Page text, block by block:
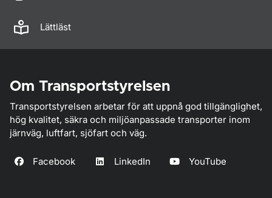
Lättläst
Om Transportstyrelsen
Transportstyrelsen arbetar för att uppnå god tillgänglighet,
hög kvalitet, säkra och miljöanpassade transporter inom
järnväg, luftfart, sjöfart och väg.
Facebook LinkedIn YouTube